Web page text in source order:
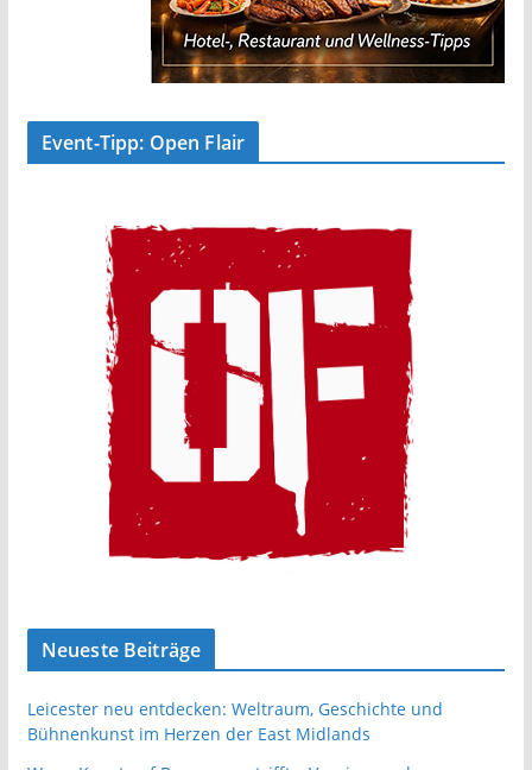
Event-Tipp: Open Flair
Neueste Beiträge
Leicester neu entdecken: Weltraum, Geschichte und
Bühnenkunst im Herzen der East Midlands